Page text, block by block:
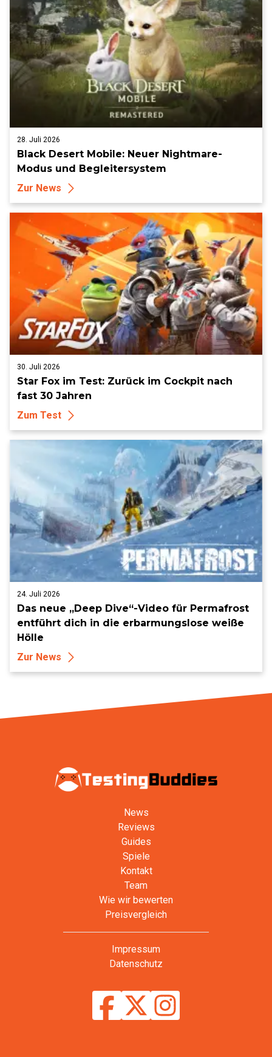
28. Juli 2026
Black Desert Mobile: Neuer Nightmare-
Modus und Begleitersystem
Zur News
30. Juli 2026
Star Fox im Test: Zurück im Cockpit nach
fast 30 Jahren
Zum Test
24. Juli 2026
Das neue „Deep Dive“-Video für Permafrost
entführt dich in die erbarmungslose weiße
Hölle
Zur News
News
Reviews
Guides
Spiele
Kontakt
Team
Wie wir bewerten
Preisvergleich
Impressum
Datenschutz